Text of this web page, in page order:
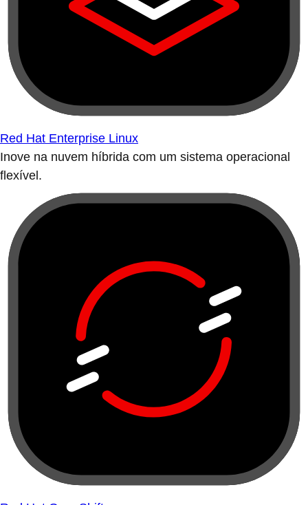
Red Hat Enterprise Linux
Inove na nuvem híbrida com um sistema operacional
flexível.